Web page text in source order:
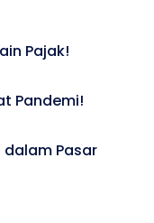
Pajak!
Pandemi!
dalam Pasar